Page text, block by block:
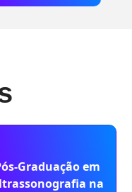
Graduação em
na